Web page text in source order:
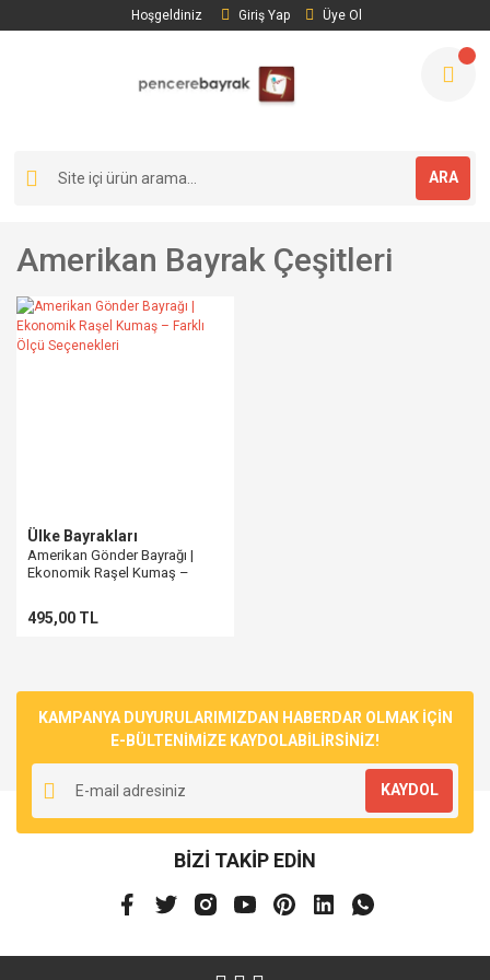
Hoşgeldiniz Giriş Yap Üye Ol
ARA
Amerikan Bayrak Çeşitleri
Ülke Bayrakları
Amerikan Gönder Bayrağı |
Ekonomik Raşel Kumaş –
495,00 TL
KAMPANYA DUYURULARIMIZDAN HABERDAR OLMAK İÇİN
E-BÜLTENİMİZE KAYDOLABİLİRSİNİZ!
KAYDOL
BİZİ TAKİP EDİN